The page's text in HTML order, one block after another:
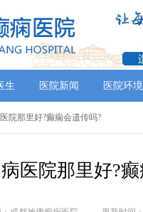
生 医院新闻 医院环境
院那里好?癫痫会遗传吗?
医院那里好?